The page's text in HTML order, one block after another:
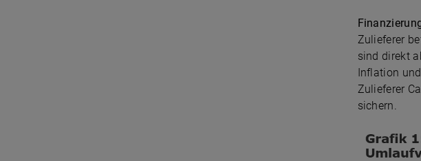
Zulieferer
sind direkt
Inflation
Zulieferer
sichern.